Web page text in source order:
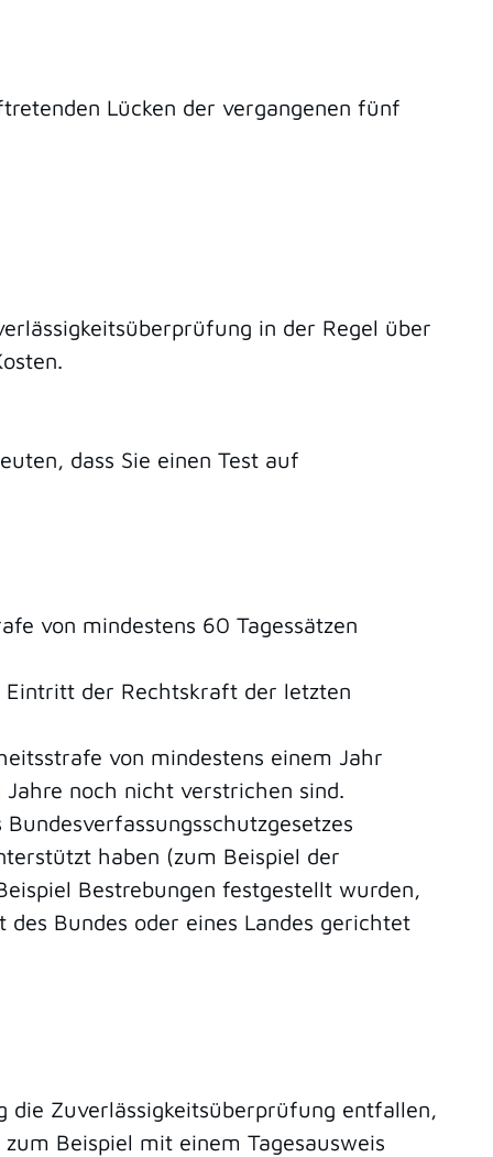
Lücken der vergangenen fünf
in der Regel über
dass Sie einen Test auf
von mindestens 60 Tagessätzen
der Rechtskraft der letzten
von mindestens einem Jahr
noch nicht verstrichen sind.
haben (zum Beispiel der
Bestrebungen festgestellt wurden,
Bundes oder eines Landes gerichtet
Zuverlässigkeitsüberprüfung entfallen,
Beispiel mit einem Tagesausweis